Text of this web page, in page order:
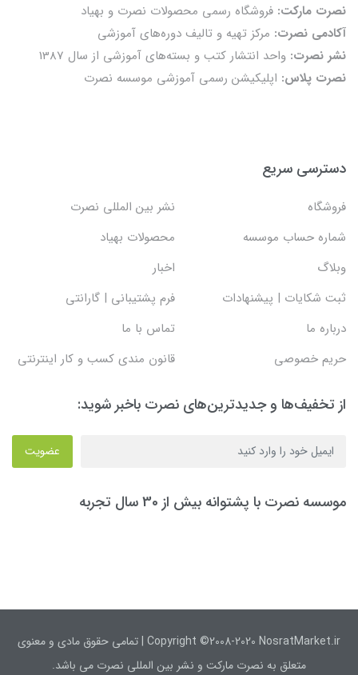
نصرت مارکت: فروشگاه رسمی محصولات نصرت و بهیاد
آکادمی نصرت: مرکز تهیه و تالیف دوره‌های آموزشی
نشر نصرت: واحد انتشار کتب و بسته‌های آموزشی از سال 1387
نصرت پلاس: اپلیکیشن رسمی آموزشی موسسه نصرت
دسترسی سریع
فروشگاه
نشر بین المللی نصرت
شماره حساب موسسه
محصولات بهیاد
وبلاگ
اخبار
ثبت شکایات | پیشنهادات
فرم پشتیبانی | گارانتی
درباره ما
تماس با ما
حریم خصوصی
قانون مندی کسب و کار اینترنتی
از تخفیف‌ها و جدیدترین‌های نصرت باخبر شوید:
عضویت
موسسه نصرت با پشتوانه بیش از 30 سال تجربه
Copyright ©2008-2020 NosratMarket.ir | تمامی حقوق مادی و معنوی
متعلق به نصرت مارکت و نشر بین المللی نصرت می باشد.